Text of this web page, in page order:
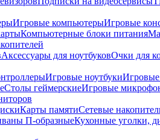
Игровые компьютерыИгровые
Компьютерные блоки питания
Аксессуары для ноутбуковОчки для
Игровые ноутбуки
Столы геймерскиеИгровые
Карты памятиСетевые
П-образныеКухонные уголки,